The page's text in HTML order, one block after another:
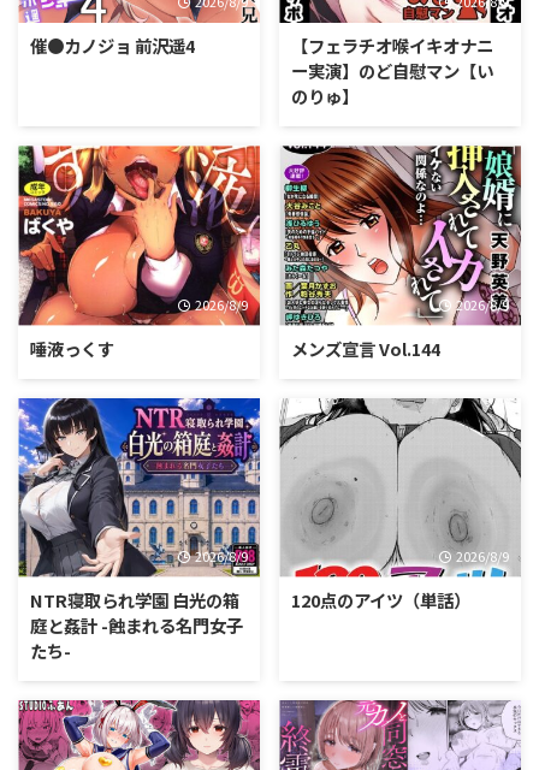
催●カノジョ 前沢遥4
【フェラチオ喉イキオナニ
ー実演】のど自慰マン【い
のりゅ】
2026/8/9
唾液っくす
2026/8/9
メンズ宣言 Vol.144
2026/8/9
NTR寝取られ学園 白光の箱
庭と姦計 -蝕まれる名門女子
たち-
2026/8/9
120点のアイツ（単話）